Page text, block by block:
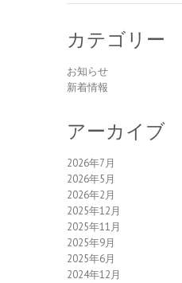
カテゴリー
お知らせ
新着情報
アーカイブ
2026年7月
2026年5月
2026年2月
2025年12月
2025年11月
2025年9月
2025年6月
2024年12月